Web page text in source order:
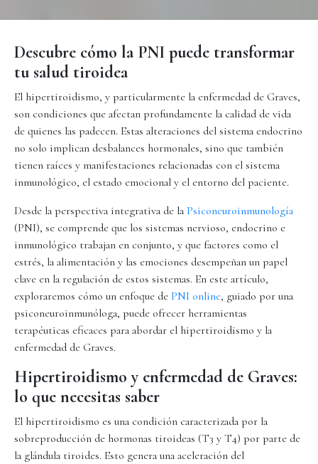
Descubre cómo la PNI puede transformar
tu salud tiroidea
El hipertiroidismo, y particularmente la enfermedad de Graves,
son condiciones que afectan profundamente la calidad de vida
de quienes las padecen. Estas alteraciones del sistema endocrino
no solo implican desbalances hormonales, sino que también
tienen raíces y manifestaciones relacionadas con el sistema
inmunológico, el estado emocional y el entorno del paciente.
Desde la perspectiva integrativa de la Psiconeuroinmunología
(PNI), se comprende que los sistemas nervioso, endocrino e
inmunológico trabajan en conjunto, y que factores como el
estrés, la alimentación y las emociones desempeñan un papel
clave en la regulación de estos sistemas. En este artículo,
exploraremos cómo un enfoque de PNI online, guiado por una
psiconeuroinmunóloga, puede ofrecer herramientas
terapéuticas eficaces para abordar el hipertiroidismo y la
enfermedad de Graves.
Hipertiroidismo y enfermedad de Graves:
lo que necesitas saber
El hipertiroidismo es una condición caracterizada por la
sobreproducción de hormonas tiroideas (T3 y T4) por parte de
la glándula tiroides. Esto genera una aceleración del